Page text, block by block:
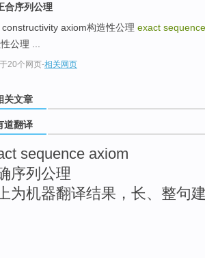
合序列公理
constructivity axiom构造性公理 exact
公理 ...
20个网页-相关网页
关文章
道翻译
sequence axiom
序列公理
为机器翻译结果，长、整句